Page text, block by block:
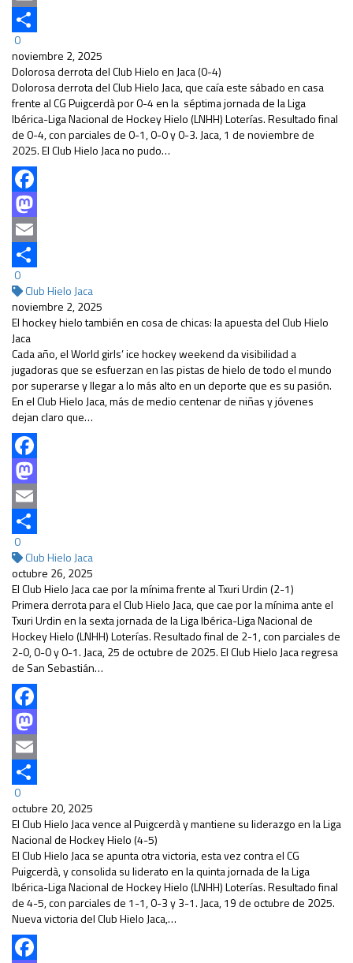
Email
Compartir
0
noviembre 2, 2025
Dolorosa derrota del Club Hielo en Jaca (0-4)
Dolorosa derrota del Club Hielo Jaca, que caía este sábado en casa
frente al CG Puigcerdà por 0-4 en la séptima jornada de la Liga
Ibérica-Liga Nacional de Hockey Hielo (LNHH) Loterías. Resultado final
de 0-4, con parciales de 0-1, 0-0 y 0-3. Jaca, 1 de noviembre de
2025. El Club Hielo Jaca no pudo…
Facebook
Mastodon
Email
Compartir
0
Club Hielo Jaca
noviembre 2, 2025
El hockey hielo también en cosa de chicas: la apuesta del Club Hielo
Jaca
Cada año, el World girls’ ice hockey weekend da visibilidad a
jugadoras que se esfuerzan en las pistas de hielo de todo el mundo
por superarse y llegar a lo más alto en un deporte que es su pasión.
En el Club Hielo Jaca, más de medio centenar de niñas y jóvenes
dejan claro que…
Facebook
Mastodon
Email
Compartir
0
Club Hielo Jaca
octubre 26, 2025
El Club Hielo Jaca cae por la mínima frente al Txuri Urdin (2-1)
Primera derrota para el Club Hielo Jaca, que cae por la mínima ante el
Txuri Urdin en la sexta jornada de la Liga Ibérica-Liga Nacional de
Hockey Hielo (LNHH) Loterías. Resultado final de 2-1, con parciales de
2-0, 0-0 y 0-1. Jaca, 25 de octubre de 2025. El Club Hielo Jaca regresa
de San Sebastián…
Facebook
Mastodon
Email
Compartir
0
octubre 20, 2025
El Club Hielo Jaca vence al Puigcerdà y mantiene su liderazgo en la Liga
Nacional de Hockey Hielo (4-5)
El Club Hielo Jaca se apunta otra victoria, esta vez contra el CG
Puigcerdà, y consolida su liderato en la quinta jornada de la Liga
Ibérica-Liga Nacional de Hockey Hielo (LNHH) Loterías. Resultado final
de 4-5, con parciales de 1-1, 0-3 y 3-1. Jaca, 19 de octubre de 2025.
Nueva victoria del Club Hielo Jaca,…